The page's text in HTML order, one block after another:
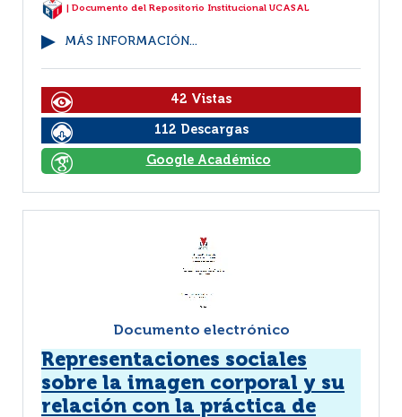
| Documento del Repositorio Institucional UCASAL
MÁS INFORMACIÓN...
42 Vistas
112 Descargas
Google Académico
Documento electrónico
Representaciones sociales
sobre la imagen corporal y su
relación con la práctica de